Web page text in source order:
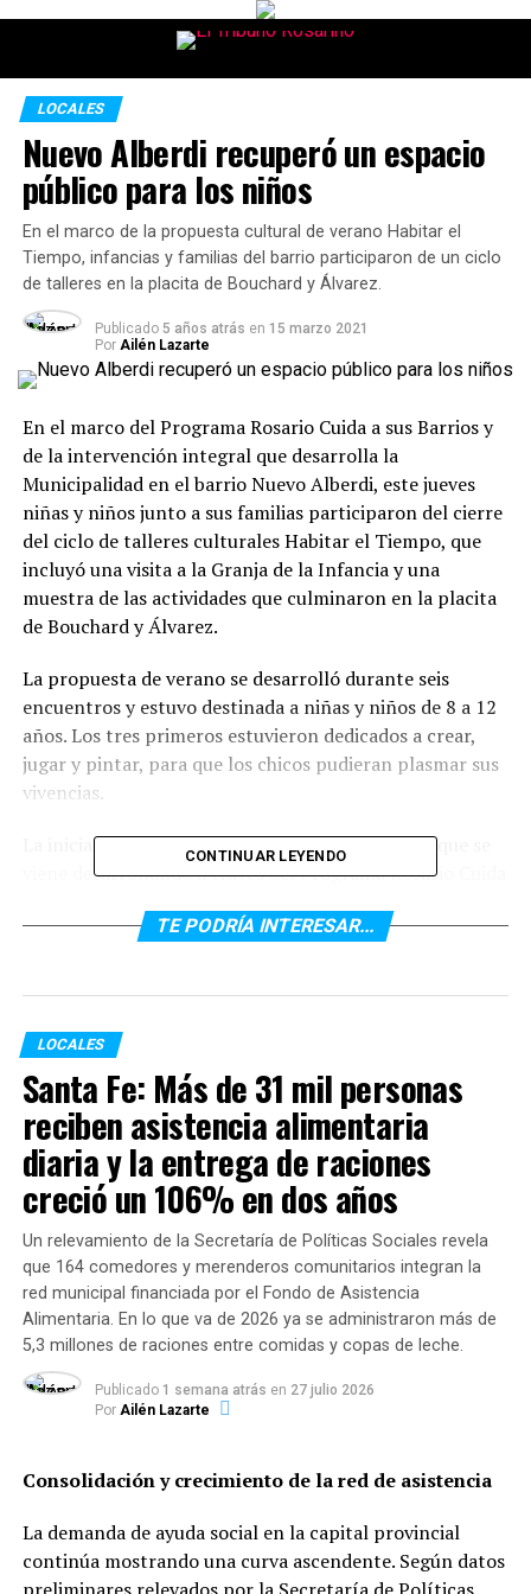
LOCALES
Nuevo Alberdi recuperó un espacio
público para los niños
En el marco de la propuesta cultural de verano Habitar el
Tiempo, infancias y familias del barrio participaron de un ciclo
de talleres en la placita de Bouchard y Álvarez.
Publicado 5 años atrás en 15 marzo 2021
Por Ailén Lazarte
En el marco del Programa Rosario Cuida a sus Barrios y
de la intervención integral que desarrolla la
Municipalidad en el barrio Nuevo Alberdi, este jueves
niñas y niños junto a sus familias participaron del cierre
del ciclo de talleres culturales Habitar el Tiempo, que
incluyó una visita a la Granja de la Infancia y una
muestra de las actividades que culminaron en la placita
de Bouchard y Álvarez.
La propuesta de verano se desarrolló durante seis
encuentros y estuvo destinada a niñas y niños de 8 a 12
años. Los tres primeros estuvieron dedicados a crear,
jugar y pintar, para que los chicos pudieran plasmar sus
vivencias.
La iniciativa surgió a partir del trabajo conjunto que se
viene desarrollando a través del Programa Rosario Cuida
participación de los equipos de las secretarías de
Previo al cierre con la muestra en la plaza de Bouchard y
Álvarez, durante el paseo por la Granja de la Infancia
niñas y niños expresaron su alegría por poder jugar y
ver a los animales tan cerca, además de aprender
mimbrería en la sala Tejer, hacer mandalas gigantes con
objetos y trepar a la casita del árbol.
Reconocimiento del barrio
Vanina Leone, coordinadora del Programa Rosario Cuida
a sus Barrios, evaluó la experiencia desarrollada en un
espacio público de la ciudad recuperado para el
encuentro y la participación de vecinas y vecinos, en
este caso para niñas y niños de la ciudad que
contención y acompañamiento de la Municipalidad de
«La experiencia sumó acciones para readecuar en este
CONTINUAR LEYENDO
TE PODRÍA INTERESAR...
LOCALES
Santa Fe: Más de 31 mil personas
reciben asistencia alimentaria
diaria y la entrega de raciones
creció un 106% en dos años
Un relevamiento de la Secretaría de Políticas Sociales revela
que 164 comedores y merenderos comunitarios integran la
red municipal financiada por el Fondo de Asistencia
Alimentaria. En lo que va de 2026 ya se administraron más de
5,3 millones de raciones entre comidas y copas de leche.
Publicado 1 semana atrás en 27 julio 2026
Por Ailén Lazarte
Consolidación y crecimiento de la red de asistencia
La demanda de ayuda social en la capital provincial
continúa mostrando una curva ascendente. Según datos